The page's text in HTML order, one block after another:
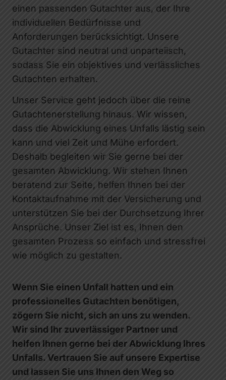
einen passenden Gutachter aus, der Ihre
individuellen Bedürfnisse und
Anforderungen berücksichtigt. Unsere
Gutachter sind neutral und unparteiisch,
sodass Sie ein objektives und verlässliches
Gutachten erhalten.
Unser Service geht jedoch über die reine
Gutachtenerstellung hinaus. Wir wissen,
dass die Abwicklung eines Unfalls lästig sein
kann und viel Zeit und Mühe erfordert.
Deshalb begleiten wir Sie gerne bei der
gesamten Abwicklung. Wir stehen Ihnen
beratend zur Seite, helfen Ihnen bei der
Kontaktaufnahme mit der Versicherung und
unterstützen Sie bei der Durchsetzung Ihrer
Ansprüche. Unser Ziel ist es, Ihnen den
gesamten Prozess so einfach und stressfrei
wie möglich zu gestalten.
Wenn Sie einen Unfall hatten und ein
professionelles Gutachten benötigen,
zögern Sie nicht, sich an uns zu wenden.
Wir sind Ihr zuverlässiger Partner und
helfen Ihnen gerne bei der Abwicklung Ihres
Unfalls. Vertrauen Sie auf unsere Expertise
und lassen Sie uns Ihnen den Weg so